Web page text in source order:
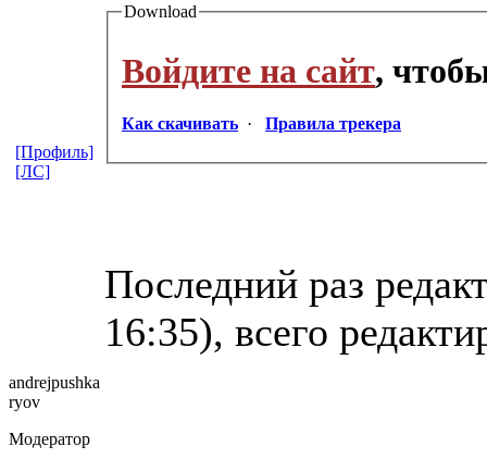
Download
Войдите на сайт,
Как скачивать · Правила трекера
Последний раз
16:35), всего
[Профиль]
[ЛС]
andrejpushka
ryov
Модератор